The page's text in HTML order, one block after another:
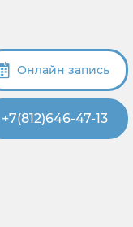
Онлайн запись
+7(812)646-47-13